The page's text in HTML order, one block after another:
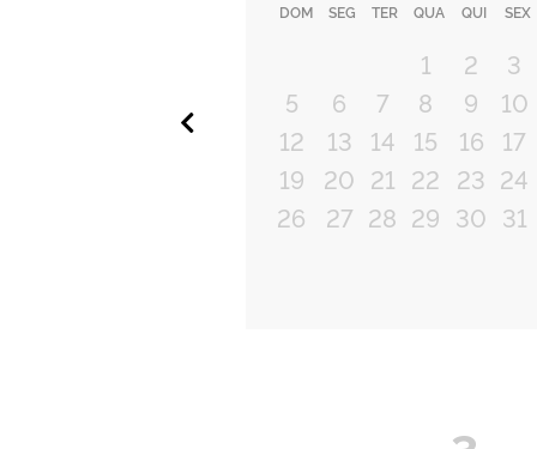
DOM SEG TER QUA QUI SEX
1 2
3
5
6 7 8 9
10
12
13 14 15 16
17
19
20 21 22 23 24
26
27 28 29 30 31